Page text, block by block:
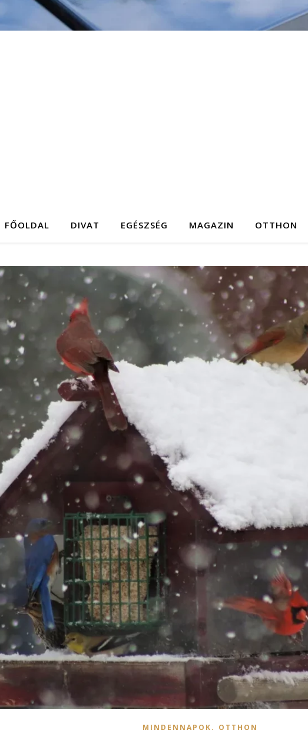
FŐOLDAL DIVAT EGÉSZSÉG MAGAZIN OTTHON
MINDENNAPOK, OTTHON